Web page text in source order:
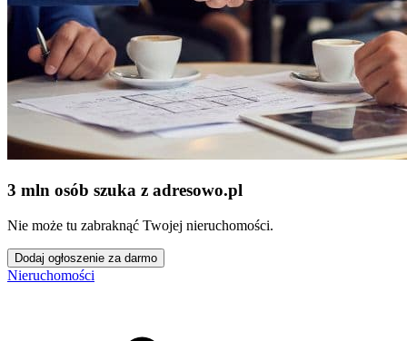
3 mln osób szuka z adresowo.pl
Nie może tu zabraknąć Twojej nieruchomości.
Dodaj ogłoszenie za darmo
Nieruchomości